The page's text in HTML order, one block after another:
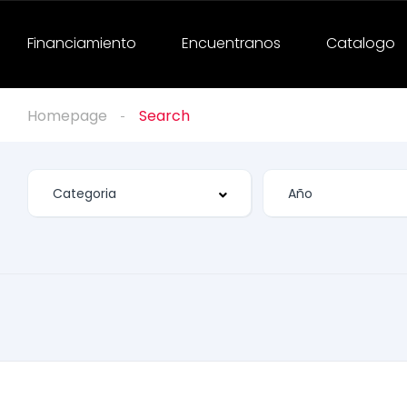
Financiamiento Encuentranos Catalogo
Homepage Search